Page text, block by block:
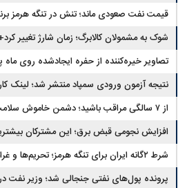
قیمت نفت صعودی ماند؛ تنش در تنگه هرمز برنت را ۸۳
شوک به مشمولان کالابرگ؛ زمان شارژ تغییر
تصاویر خیره‌کننده از حفره ایجادشده روی
نتیجه آزمون ورودی سمپاد منتشر شد؛ لینک
از ۷ سالگی مراقب باشید؛ دشمن خاموش سلامت کودکان شناسایی شد
افزایش نجومی قبض برق؛ این مشترکان
شرط ۲گانه ایران برای تنگه هرمز؛ تحریم‌ها و غرامت به معادله برگشتند
پرونده پول‌های نفتی جنجالی شد؛ وزیر نفت